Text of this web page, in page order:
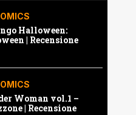
Halloween:
| Recensione
Woman vol.1 –
| Recensione